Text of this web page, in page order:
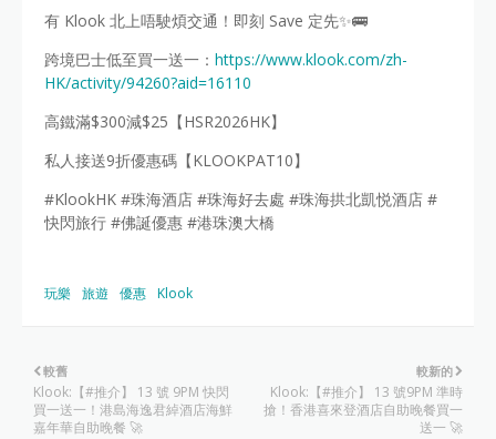
有 Klook 北上唔駛煩交通！即刻 Save 定先✨🚌
跨境巴士低至買一送一： https://www.klook.com/zh-
HK/activity/94260?aid=16110
高鐵滿$300減$25【HSR2026HK】
私人接送9折優惠碼【KLOOKPAT10】
#KlookHK #珠海酒店 #珠海好去處 #珠海拱北凱悦酒店 #
快閃旅行 #佛誕優惠 #港珠澳大橋
玩樂 旅遊 優惠 Klook
較新的
Klook:【#推介】 13 號9PM 準時
搶！香港喜來登酒店自助晚餐買一
送一 🚀
較舊
Klook:【#推介】 13 號 9PM 快閃
買一送一！港島海逸君綽酒店海鮮
嘉年華自助晚餐 🚀